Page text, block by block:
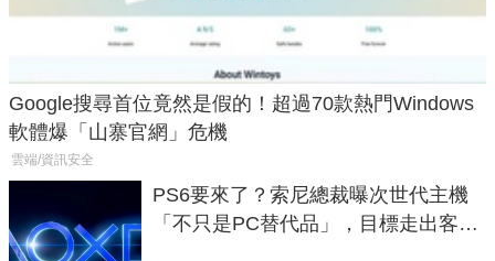
Google搜尋首位竟然是假的！超過70款熱門Windows
軟體爆「山寨官網」危機
雲端/資訊安全
PS6要來了？索尼總裁曝次世代主機
「不只是PC替代品」，目標走出客